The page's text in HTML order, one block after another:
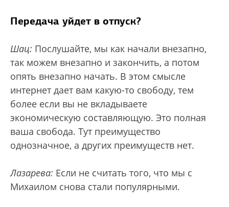
Передача уйдет в отпуск?
Шац: Послушайте, мы как начали внезапно,
так можем внезапно и закончить, а потом
опять внезапно начать. В этом смысле
интернет дает вам какую-то свободу, тем
более если вы не вкладываете
экономическую составляющую. Это полная
ваша свобода. Тут преимущество
однозначное, а других преимуществ нет.
Лазарева: Если не считать того, что мы с
Михаилом снова стали популярными.